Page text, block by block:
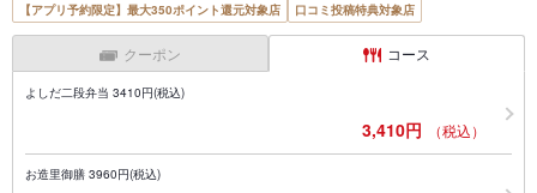
【アプリ予約限定】最大350ポイント還元対象店 口コミ投稿特典対象店
クーポン コース
よしだ二段弁当 3410円(税込)
3,410円 （税込）
お造里御膳 3960円(税込)